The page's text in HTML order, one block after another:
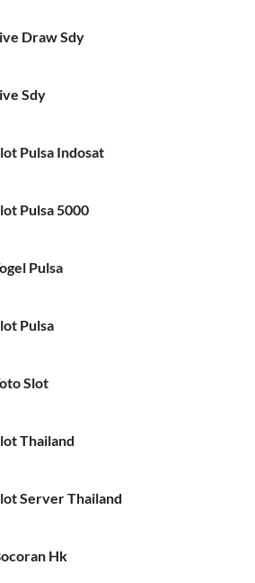
Draw Sdy
Sdy
Pulsa Indosat
Pulsa 5000
Pulsa
Pulsa
Slot
Thailand
Server Thailand
Hk